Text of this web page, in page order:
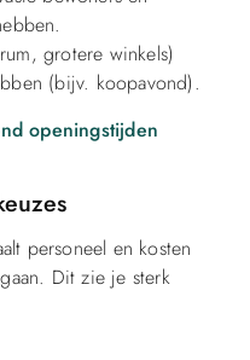
grotere winkels)
(bijv. koopavond).
openingstijden
personeel en kosten
Dit zie je sterk